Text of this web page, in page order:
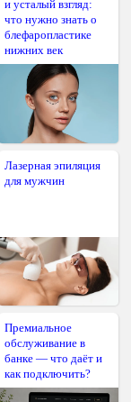
и усталый взгляд:
что нужно знать о
блефаропластике
нижних век
Лазерная эпиляция
для мужчин
Премиальное
обслуживание в
банке — что даёт и
как подключить?